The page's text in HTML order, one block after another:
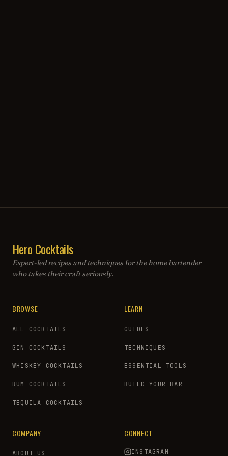
Hero Cocktails
Expert-led recipes and techniques for the home bartender
who takes their craft seriously.
BROWSE
ALL COCKTAILS
GIN COCKTAILS
WHISKEY COCKTAILS
RUM COCKTAILS
TEQUILA COCKTAILS
LEARN
GUIDES
TECHNIQUES
ESSENTIAL TOOLS
BUILD YOUR BAR
COMPANY
ABOUT US
CONNECT
INSTAGRAM